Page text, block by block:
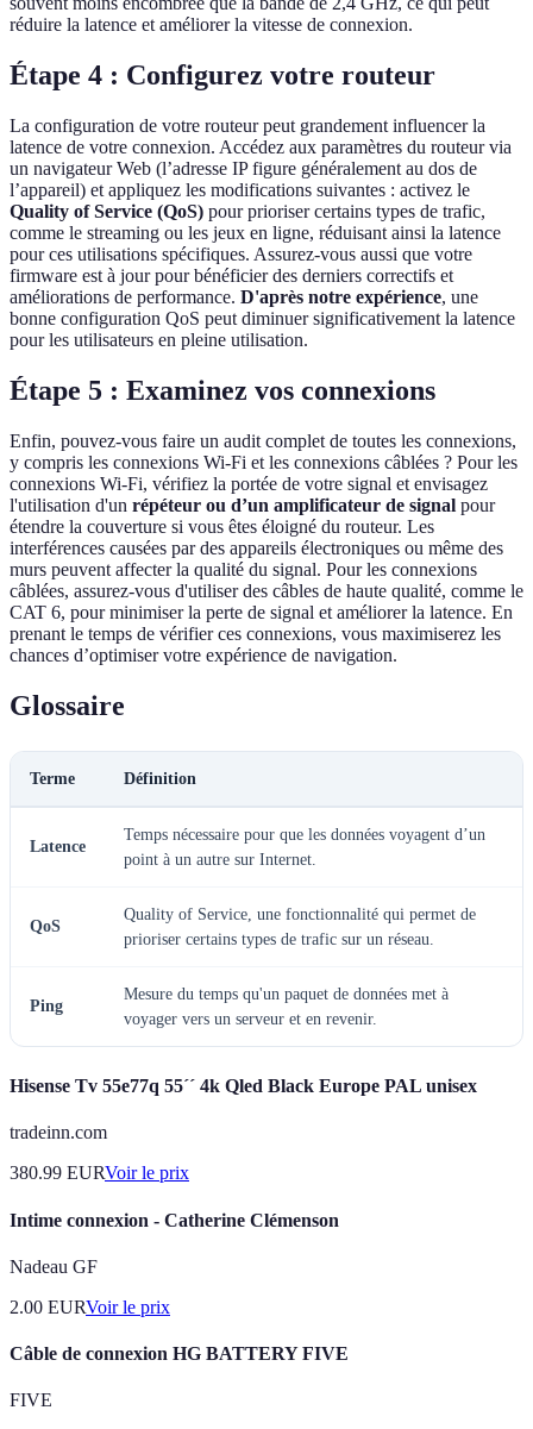
réduire la latence et améliorer la vitesse de connexion.
Étape 4 : Configurez votre routeur
La configuration de votre routeur peut grandement influencer la
latence de votre connexion. Accédez aux paramètres du routeur via
un navigateur Web (l’adresse IP figure généralement au dos de
l’appareil) et appliquez les modifications suivantes : activez le
Quality of Service (QoS) pour prioriser certains types de trafic,
comme le streaming ou les jeux en ligne, réduisant ainsi la latence
pour ces utilisations spécifiques. Assurez-vous aussi que votre
firmware est à jour pour bénéficier des derniers correctifs et
améliorations de performance. D'après notre expérience, une
bonne configuration QoS peut diminuer significativement la latence
pour les utilisateurs en pleine utilisation.
Étape 5 : Examinez vos connexions
Enfin, pouvez-vous faire un audit complet de toutes les connexions,
y compris les connexions Wi-Fi et les connexions câblées ? Pour les
connexions Wi-Fi, vérifiez la portée de votre signal et envisagez
l'utilisation d'un répéteur ou d’un amplificateur de signal pour
étendre la couverture si vous êtes éloigné du routeur. Les
interférences causées par des appareils électroniques ou même des
murs peuvent affecter la qualité du signal. Pour les connexions
câblées, assurez-vous d'utiliser des câbles de haute qualité, comme le
CAT 6, pour minimiser la perte de signal et améliorer la latence. En
prenant le temps de vérifier ces connexions, vous maximiserez les
chances d’optimiser votre expérience de navigation.
Glossaire
Terme Définition
Latence
Temps nécessaire pour que les données voyagent d’un
point à un autre sur Internet.
QoS
Quality of Service, une fonctionnalité qui permet de
prioriser certains types de trafic sur un réseau.
Ping
Mesure du temps qu'un paquet de données met à
voyager vers un serveur et en revenir.
Hisense Tv 55e77q 55´´ 4k Qled Black Europe PAL unisex
tradeinn.com
380.99 EURVoir le prix
Intime connexion - Catherine Clémenson
Nadeau GF
2.00 EURVoir le prix
Câble de connexion HG BATTERY FIVE
FIVE